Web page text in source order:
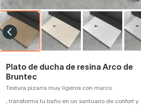
Plato de ducha de resina Arco de
Bruntec
Textura pizarra muy ligeros con marco
, transforma tu baño en un santuario de confort y